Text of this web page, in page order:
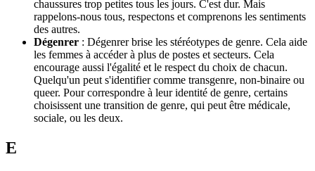
chaussures trop petites tous les jours. C'est dur. Mais
rappelons-nous tous, respectons et comprenons les sentiments
des autres.
Dégenrer : Dégenrer brise les stéréotypes de genre. Cela aide
les femmes à accéder à plus de postes et secteurs. Cela
encourage aussi l'égalité et le respect du choix de chacun.
Quelqu'un peut s'identifier comme transgenre, non-binaire ou
queer. Pour correspondre à leur identité de genre, certains
choisissent une transition de genre, qui peut être médicale,
sociale, ou les deux.
E